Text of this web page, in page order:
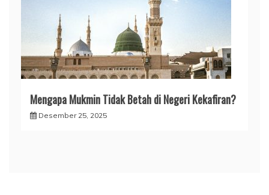
Mengapa Mukmin Tidak Betah di Negeri Kekafiran?
Desember 25, 2025